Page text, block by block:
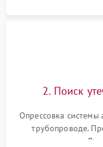
2. Поиск
Опрессовка
трубопроводе.
течеискателем.